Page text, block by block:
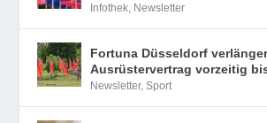
Infothek, Newsletter
Fortuna Düsseldorf
Ausrüstervertrag vorzeitig
Newsletter,Sport